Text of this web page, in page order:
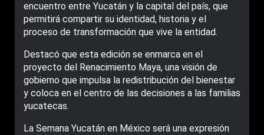
encuentro entre Yucatán y la capital del país, que
permitirá compartir su identidad, historia y el
proceso de transformación que vive la entidad.
Destacó que esta edición se enmarca en el
proyecto del Renacimiento Maya, una visión de
gobierno que impulsa la redistribución del bienestar
y coloca en el centro de las decisiones a las familias
yucatecas.
La Semana Yucatán en México será una expresión